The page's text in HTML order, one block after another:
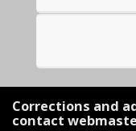
Corrections and
contact